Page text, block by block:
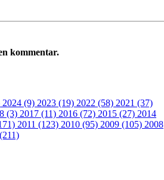
kommentar.
2024 (9) 2023 (19) 2022 (58) 2021 (37)
(3) 2017 (11) 2016 (72) 2015 (27) 2014
2011 (123) 2010 (95) 2009 (105) 2008